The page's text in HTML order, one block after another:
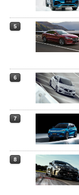
5
6
7
8